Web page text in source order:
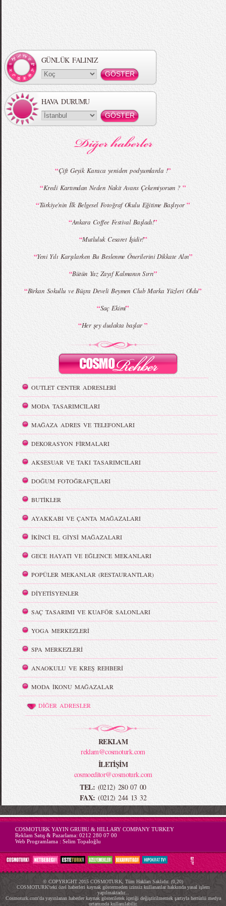
MBFWI - Gülçin Çengel 2015 Yaz
MBFWI - Zeynep Erdoğan 2015 Yaz
MBFWI - Giray Sepin 2015 Yaz Koleksiyonu MBFWI - Burçe Bekrek 2015 Yaz Koleksiyonu
GÜNLÜK FALINIZ
HAVA DURUMU
“Çift Geyik Karaca yeniden podyumlarda !”
“Kredi Kartımdan Neden Nakit Avans Çekemiyorum ?”
“Türkiye'nin İlk Belgesel Fotoğraf Okulu Eğitime Başlıyor”
“Ankara Coffee Festival Başladı!”
“Mutluluk Cesaret İşidir!”
“Yeni Yılı Karşılarken Bu Beslenme Önerilerini Dikkate Alın”
“Bütün Yaz Zayıf Kalmanın Sırrı”
“Birkan Sokullu ve Büşra Develi Beymen Club Marka Yüzleri Oldu”
“Saç Ekimi”
“Her şey dudakta başlar”
OUTLET CENTER ADRESLERİ
MODA TASARIMCILARI
MAĞAZA ADRES VE TELEFONLARI
DEKORASYON FİRMALARI
AKSESUAR VE TAKI TASARIMCILARI
DOĞUM FOTOĞRAFÇILARI
BUTİKLER
AYAKKABI VE ÇANTA MAĞAZALARI
İKİNCİ EL GİYSİ MAĞAZALARI
GECE HAYATI VE EĞLENCE MEKANLARI
POPÜLER MEKANLAR (RESTAURANTLAR)
DİYETİSYENLER
SAÇ TASARIMI VE KUAFÖR SALONLARI
YOGA MERKEZLERİ
SPA MERKEZLERİ
ANAOKULU VE KREŞ REHBERİ
MODA İKONU MAĞAZALAR
DİĞER ADRESLER
REKLAM
reklam@cosmoturk.com
İLETİŞİM
cosmoeditor@cosmoturk.com
TEL: (0212) 280 07 00
FAX: (0212) 244 13 32
-->
COSMOTURK YAYIN GRUBU & HILLARY COMPANY TURKEY
Reklam Satış & Pazarlama: 0212 280 07 00
Web Programlama : Selim Topaloğlu
© COPYRIGHT 2015 COSMOTURK, Tüm Hakları Saklıdır. (0,20)
COSMOTURK'teki özel haberleri kaynak göstermeden izinsiz kullananlar hakkında yasal işlem
yapılmaktadır...
Cosmoturk.com'da yayınlanan haberler kaynak gösterilerek içeriği değiştirilmemek şartıyla hertürlü medya
ortamında kullanılabilir.